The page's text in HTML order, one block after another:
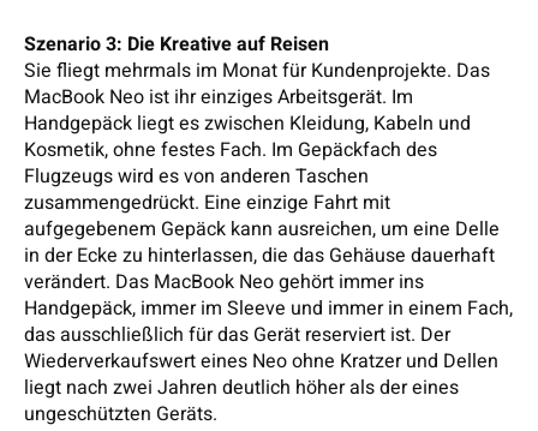
Szenario 3: Die Kreative auf Reisen
Sie fliegt mehrmals im Monat für Kundenprojekte. Das
MacBook Neo ist ihr einziges Arbeitsgerät. Im
Handgepäck liegt es zwischen Kleidung, Kabeln und
Kosmetik, ohne festes Fach. Im Gepäckfach des
Flugzeugs wird es von anderen Taschen
zusammengedrückt. Eine einzige Fahrt mit
aufgegebenem Gepäck kann ausreichen, um eine Delle
in der Ecke zu hinterlassen, die das Gehäuse dauerhaft
verändert. Das MacBook Neo gehört immer ins
Handgepäck, immer im Sleeve und immer in einem Fach,
das ausschließlich für das Gerät reserviert ist. Der
Wiederverkaufswert eines Neo ohne Kratzer und Dellen
liegt nach zwei Jahren deutlich höher als der eines
ungeschützten Geräts.